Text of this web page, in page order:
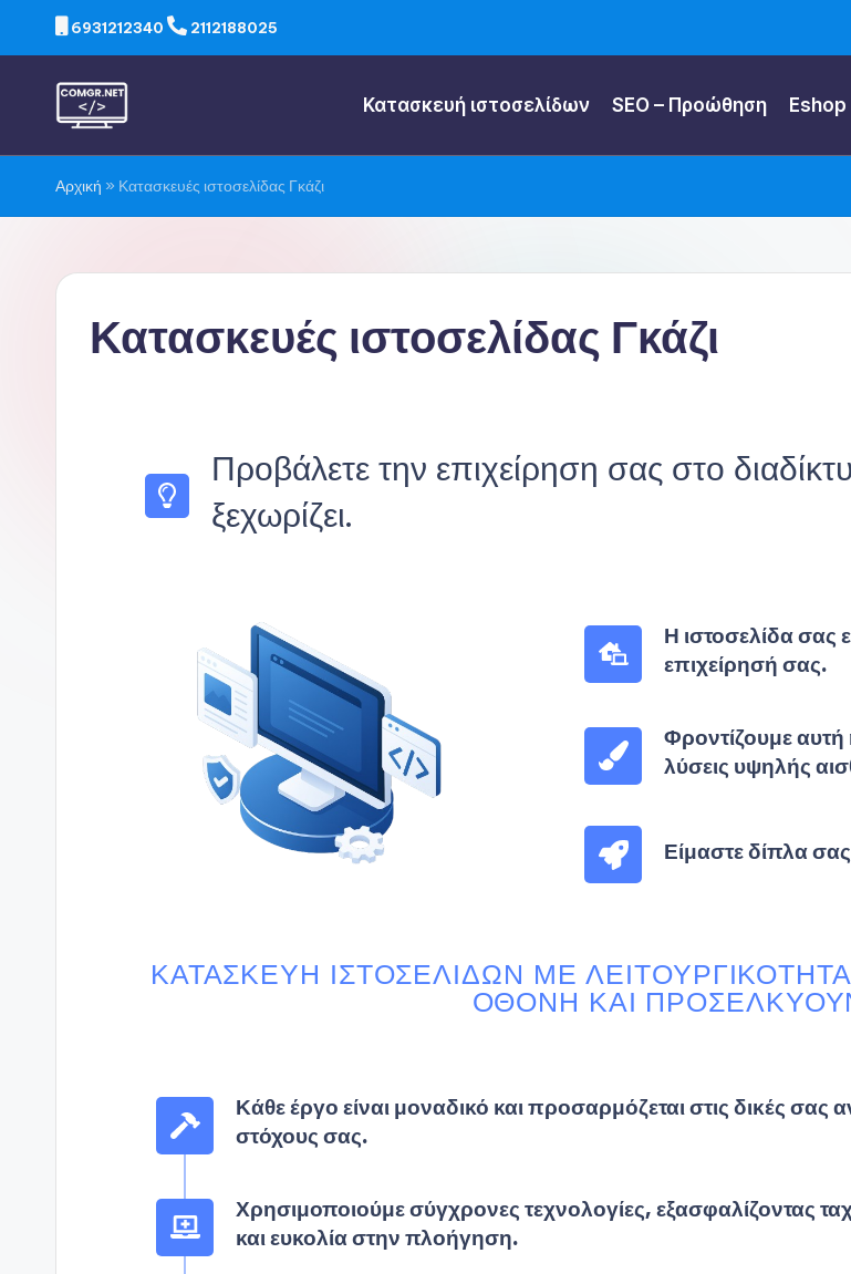
6931212340 2112188025
Κατασκευή ιστοσελίδων SEO – Προώθηση Eshop
Αρχική » Κατασκευές ιστοσελίδας Γκάζι
Κατασκευές ιστοσελίδας Γκάζι
Προβάλετε την επιχείρηση σας στο
ξεχωρίζει.
Η ιστοσελίδα σας
επιχείρησή σας.
Φροντίζουμε
λύσεις υψηλής
Είμαστε δίπλα
ΚΑΤΑΣΚΕΥΉ ΙΣΤΟΣΕΛΊΔΩΝ ΜΕ
ΟΘΌΝΗ ΚΑΙ
Κάθε έργο είναι μοναδικό και προσαρμόζεται στις δικές σας
στόχους σας.
Χρησιμοποιούμε σύγχρονες τεχνολογίες, εξασφαλίζοντας
και ευκολία στην πλοήγηση.